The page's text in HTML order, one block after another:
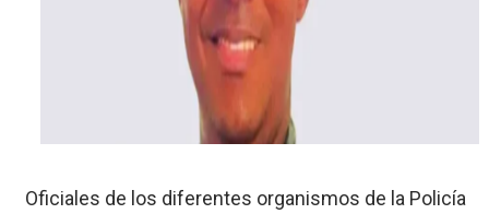
Digecac realizará Primer Festival de Plantas 2026
Josefa Castillo: Liderazgo y Transformación Social al
Lee Ballester a los que se forman como agentes
Oficiales de los diferentes organismos de la Policía